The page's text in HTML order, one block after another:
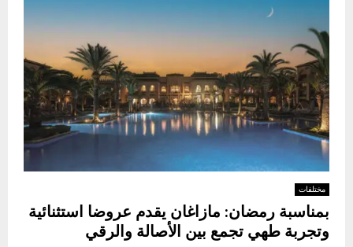
مختلفات
بمناسبة رمضان: مازاغان يقدم عروضا استثنائية
وتجربة طهي تجمع بين الأصالة والرقي